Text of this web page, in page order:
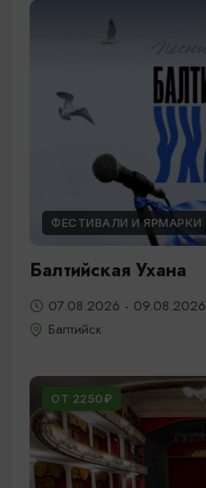
ФЕСТИВАЛИ И ЯРМАРКИ
Балтийская Ухана
07.08.2026 - 09.08.2026
Балтийск
ОТ 2250₽